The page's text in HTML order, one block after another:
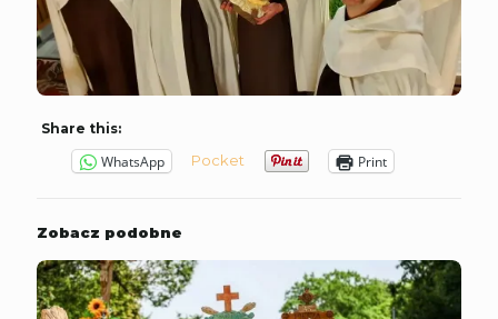
Share this:
WhatsApp Pocket Print
Zobacz podobne